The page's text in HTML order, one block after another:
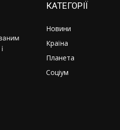
КАТЕГОРІЇ
Новини
Країна
Планета
Соціум